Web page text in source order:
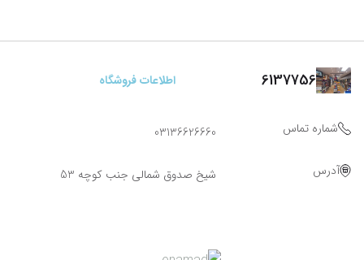
6137756 اطلاعات فروشگاه
شماره تماس 03136626660
آدرس شیخ صدوق شمالی جنب کوچه 53